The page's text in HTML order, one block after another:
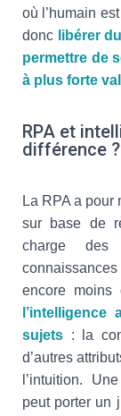
où l’humain
donc libérer
permettre de
à plus forte
RPA et
différence ?
La RPA a pour
sur base de
charge
encore moins
sujets : la
d’autres
l’intuition.
peut porter un